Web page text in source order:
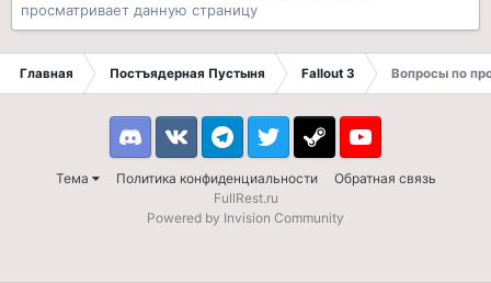
просматривает данную страницу
Главная Постъядерная Пустыня Fallout 3 Вопросы по
Тема Политика конфиденциальности Обратная связь
DiscordVK TelegramTwitter Steam Youtube
FullRest.ru
Powered by Invision Community